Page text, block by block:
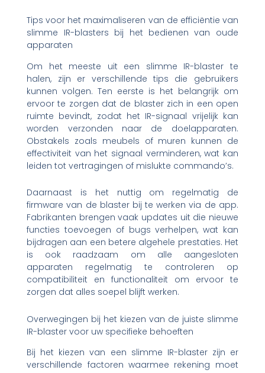
Tips voor het maximaliseren van de efficiëntie van
slimme IR-blasters bij het bedienen van oude
apparaten
Om het meeste uit een slimme IR-blaster te
halen, zijn er verschillende tips die gebruikers
kunnen volgen. Ten eerste is het belangrijk om
ervoor te zorgen dat de blaster zich in een open
ruimte bevindt, zodat het IR-signaal vrijelijk kan
worden verzonden naar de doelapparaten.
Obstakels zoals meubels of muren kunnen de
effectiviteit van het signaal verminderen, wat kan
leiden tot vertragingen of mislukte commando’s.
Daarnaast is het nuttig om regelmatig de
firmware van de blaster bij te werken via de app.
Fabrikanten brengen vaak updates uit die nieuwe
functies toevoegen of bugs verhelpen, wat kan
bijdragen aan een betere algehele prestaties. Het
is ook raadzaam om alle aangesloten
apparaten regelmatig te controleren op
compatibiliteit en functionaliteit om ervoor te
zorgen dat alles soepel blijft werken.
Overwegingen bij het kiezen van de juiste slimme
IR-blaster voor uw specifieke behoeften
Bij het kiezen van een slimme IR-blaster zijn er
verschillende factoren waarmee rekening moet